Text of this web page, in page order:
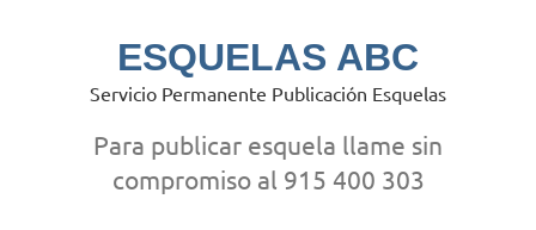
ESQUELAS ABC
Servicio Permanente Publicación Esquelas
Para publicar esquela llame sin
compromiso al 915 400 303